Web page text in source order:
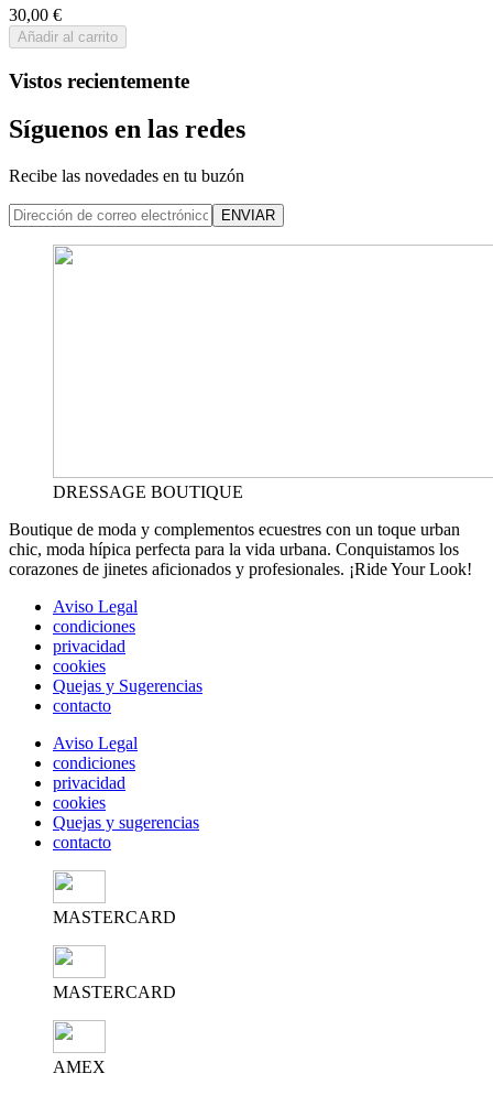
30,00 €
Añadir al carrito
Vistos recientemente
Síguenos en las redes
Recibe las novedades en tu buzón
ENVIAR
DRESSAGE BOUTIQUE
Boutique de moda y complementos ecuestres con un toque urban
chic, moda hípica perfecta para la vida urbana. Conquistamos los
corazones de jinetes aficionados y profesionales. ¡Ride Your Look!
Aviso Legal
condiciones
privacidad
cookies
Quejas y Sugerencias
contacto
Aviso Legal
condiciones
privacidad
cookies
Quejas y sugerencias
contacto
MASTERCARD
MASTERCARD
AMEX